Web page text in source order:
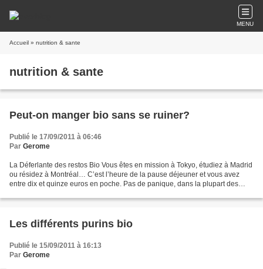
MENU
Accueil » nutrition & sante
nutrition & sante
Peut-on manger bio sans se ruiner?
Publié le 17/09/2011 à 06:46
Par Gerome
La Déferlante des restos Bio Vous êtes en mission à Tokyo, étudiez à Madrid
ou résidez à Montréal… C’est l’heure de la pause déjeuner et vous avez
entre dix et quinze euros en poche. Pas de panique, dans la plupart des
Les différents purins bio
Publié le 15/09/2011 à 16:13
Par Gerome